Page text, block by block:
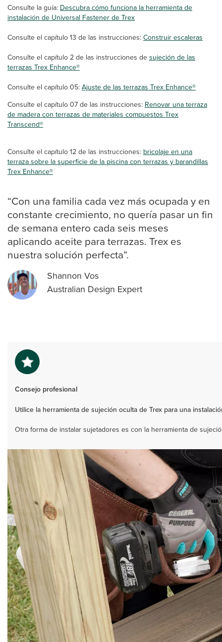
Consulte la guía:Descubra cómo funciona la herramienta de
instalación de Universal Fastener de Trex
Consulte el capítulo 13 de las instrucciones:Construir escaleras
Consulte el capítulo 2 de las instrucciones desujeción de las
terrazas Trex Enhance®
Consulte el capítulo 05:Ajuste de las terrazas Trex Enhance®
Consulte el capítulo 07 de las instrucciones:Renovar una terraza
de madera con terrazas de materiales compuestos Trex
Transcend®
Consulte el capítulo 12 de las instrucciones:bricolaje en una
terraza sobre la superficie de la piscina con terrazas y barandillas
Trex Enhance®
“Con una familia cada vez más ocupada y en
constante crecimiento, no quería pasar un fin
de semana entero cada seis meses
aplicando aceite para terrazas. Trex es
nuestra solución perfecta”.
Shannon Vos
Australian Design Expert
Consejo profesional
Utilice la herramienta de sujeción oculta de Trex para una
Otra forma de instalar sujetadores es con la herramienta de